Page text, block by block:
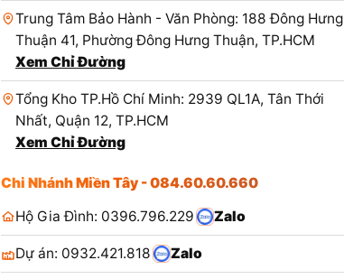
Trung Tâm Bảo Hành - Văn Phòng: 188 Đông Hưng
Thuận 41, Phường Đông Hưng Thuận, TP.HCM
Xem Chỉ Đường
Tổng Kho TP.Hồ Chí Minh: 2939 QL1A, Tân Thới
Nhất, Quận 12, TP.HCM
Xem Chỉ Đường
Chi Nhánh Miền Tây - 084.60.60.660
Hộ Gia Đình: 0396.796.229
Zalo
Dự án: 0932.421.818 Zalo